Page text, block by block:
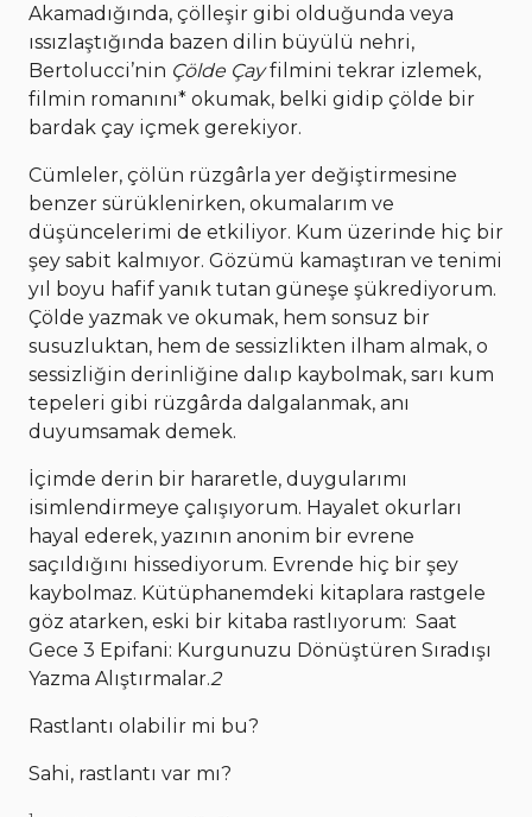
Akamadığında, çölleşir gibi olduğunda veya
ıssızlaştığında bazen dilin büyülü nehri,
Bertolucci’nin Çölde Çayfilmini tekrar izlemek,
filmin romanını* okumak, belki gidip çölde bir
bardak çay içmek gerekiyor.
Cümleler, çölün rüzgârla yer değiştirmesine
benzer sürüklenirken, okumalarım ve
düşüncelerimi de etkiliyor. Kum üzerinde hiç bir
şey sabit kalmıyor. Gözümü kamaştıran ve tenimi
yıl boyu hafif yanık tutan güneşe şükrediyorum.
Çölde yazmak ve okumak, hem sonsuz bir
susuzluktan, hem de sessizlikten ilham almak, o
sessizliğin derinliğine dalıp kaybolmak, sarı kum
tepeleri gibi rüzgârda dalgalanmak, anı
duyumsamak demek.
İçimde derin bir hararetle, duygularımı
isimlendirmeye çalışıyorum. Hayalet okurları
hayal ederek, yazının anonim bir evrene
saçıldığını hissediyorum. Evrende hiç bir şey
kaybolmaz. Kütüphanemdeki kitaplara rastgele
göz atarken, eski bir kitaba rastlıyorum: Saat
Gece 3 Epifani: Kurgunuzu Dönüştüren Sıradışı
Yazma Alıştırmalar.2
Rastlantı olabilir mi bu?
Sahi, rastlantı var mı?